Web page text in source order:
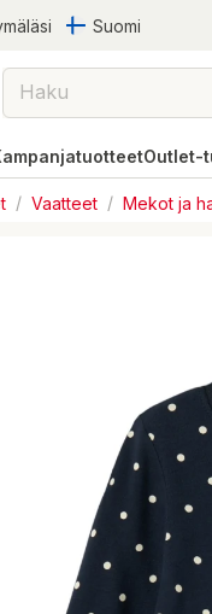
Suomi
Outlet-
/ Vaatteet / Mekot ja